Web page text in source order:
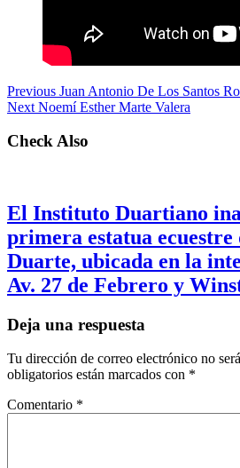
Previous Juan Antonio De Los Santos
Next Noemí Esther Marte Valera
Check Also
El Instituto Duartiano
primera estatua ecuestre
Duarte, ubicada en la
Av. 27 de Febrero y
Deja una respuesta
Tu dirección de correo electrónico no
obligatorios están marcados con *
Comentario *